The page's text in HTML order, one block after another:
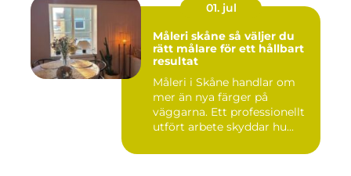
01. jul
Måleri skåne så väljer du
rätt målare för ett hållbart
resultat
Måleri i Skåne handlar om
mer än nya färger på
väggarna. Ett professionellt
utfört arbete skyddar hu...